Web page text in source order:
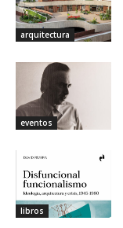
arquitectura
eventos
libros